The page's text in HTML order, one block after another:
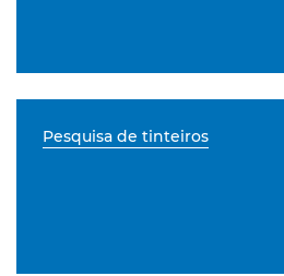
Pesquisa de tinteiros